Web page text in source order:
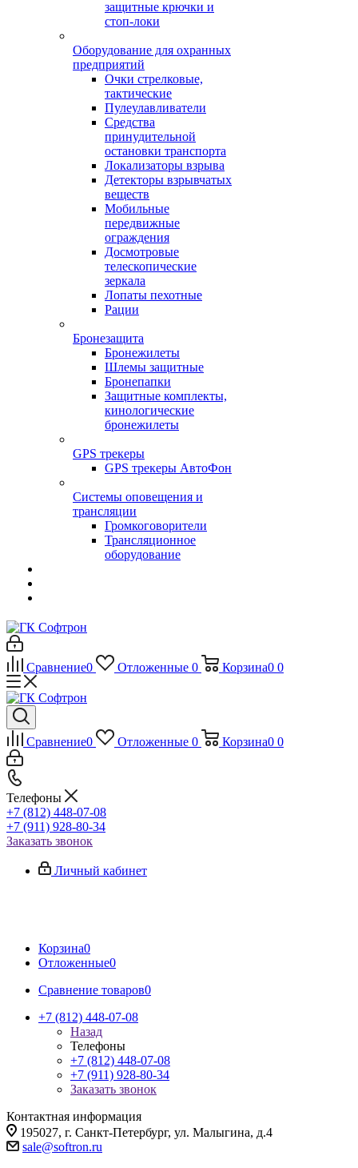
защитные крючки и
стоп-локи
Оборудование для охранных
предприятий
Очки стрелковые,
тактические
Пулеулавливатели
Средства
принудительной
остановки транспорта
Локализаторы взрыва
Детекторы взрывчатых
веществ
Мобильные
передвижные
ограждения
Досмотровые
телескопические
зеркала
Лопаты пехотные
Рации
Бронезащита
Бронежилеты
Шлемы защитные
Бронепапки
Защитные комплекты,
кинологические
бронежилеты
GPS трекеры
GPS трекеры АвтоФон
Системы оповещения и
трансляции
Громкоговорители
Трансляционное
оборудование
Сравнение0 Отложенные 0 Корзина0 0
Сравнение0 Отложенные 0 Корзина0 0
Телефоны
+7 (812) 448-07-08
+7 (911) 928-80-34
Заказать звонок
Личный кабинет
Корзина0
Отложенные0
Сравнение товаров0
+7 (812) 448-07-08
Назад
Телефоны
+7 (812) 448-07-08
+7 (911) 928-80-34
Заказать звонок
Контактная информация
195027, г. Санкт-Петербург, ул. Малыгина, д.4
sale@softron.ru